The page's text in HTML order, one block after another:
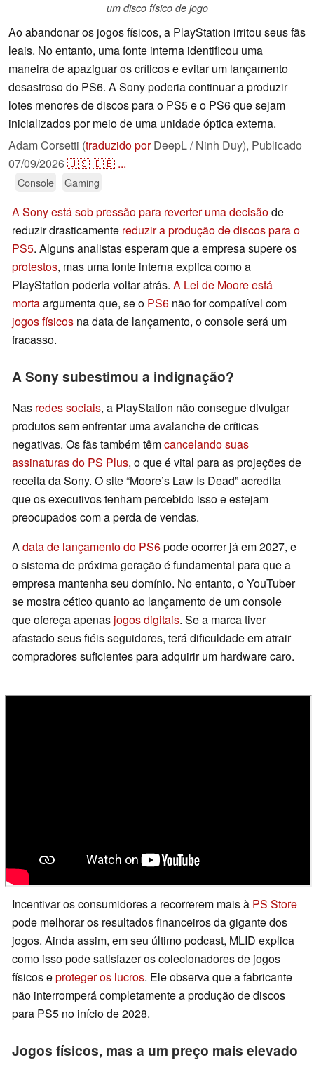
um disco físico de jogo
Ao abandonar os jogos físicos, a PlayStation irritou seus fãs
leais. No entanto, uma fonte interna identificou uma
maneira de apaziguar os críticos e evitar um lançamento
desastroso do PS6. A Sony poderia continuar a produzir
lotes menores de discos para o PS5 e o PS6 que sejam
inicializados por meio de uma unidade óptica externa.
Adam Corsetti (traduzido porDeepL / Ninh Duy), Publicado
07/09/2026🇺🇸🇩🇪 ...
Console Gaming
A Sony está sob pressão para reverter uma decisãode
reduzir drasticamente reduzir a produção de discos para o
PS5. Alguns analistas esperam que a empresa supere os
protestos, mas uma fonte interna explica como a
PlayStation poderia voltar atrás. A Lei de Moore está
mortaargumenta que, se o PS6 não for compatível com
jogos físicos na data de lançamento, o console será um
fracasso.
A Sony subestimou a indignação?
Nas redes sociais, a PlayStation não consegue divulgar
produtos sem enfrentar uma avalanche de críticas
negativas. Os fãs também têmcancelando suas
assinaturas do PS Plus, o que é vital para as projeções de
receita da Sony. O site “Moore’s Law Is Dead” acredita
que os executivos tenham percebido isso e estejam
preocupados com a perda de vendas.
Adata de lançamento do PS6pode ocorrer já em 2027, e
o sistema de próxima geração é fundamental para que a
empresa mantenha seu domínio. No entanto, o YouTuber
se mostra cético quanto ao lançamento de um console
que ofereça apenas jogos digitais. Se a marca tiver
afastado seus fiéis seguidores, terá dificuldade em atrair
compradores suficientes para adquirir um hardware caro.
Incentivar os consumidores a recorrerem mais à PS Store
pode melhorar os resultados financeiros da gigante dos
jogos. Ainda assim, em seu último podcast, MLID explica
como isso pode satisfazer os colecionadores de jogos
físicos eproteger os lucros. Ele observa que a fabricante
não interromperá completamente a produção de discos
para PS5 no início de 2028.
Jogos físicos, mas a um preço mais elevado